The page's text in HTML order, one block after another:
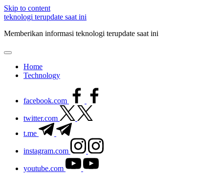
Skip to content
teknologi terupdate saat ini
Memberikan informasi teknologi terupdate saat ini
Home
Technology
facebook.com
twitter.com
t.me
instagram.com
youtube.com